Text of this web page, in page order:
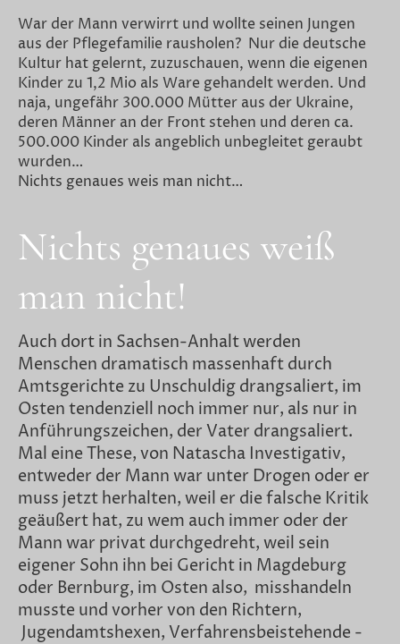
War der Mann verwirrt und wollte seinen Jungen
aus der Pflegefamilie rausholen? Nur die deutsche
Kultur hat gelernt, zuzuschauen, wenn die eigenen
Kinder zu 1,2 Mio als Ware gehandelt werden. Und
naja, ungefähr 300.000 Mütter aus der Ukraine,
deren Männer an der Front stehen und deren ca.
500.000 Kinder als angeblich unbegleitet geraubt
wurden…
Nichts genaues weis man nicht…
Nichts genaues weiß
man nicht!
Auch dort in Sachsen-Anhalt werden
Menschen dramatisch massenhaft durch
Amtsgerichte zu Unschuldig drangsaliert, im
Osten tendenziell noch immer nur, als nur in
Anführungszeichen, der Vater drangsaliert.
Mal eine These, von Natascha Investigativ,
entweder der Mann war unter Drogen oder er
muss jetzt herhalten, weil er die falsche Kritik
geäußert hat, zu wem auch immer oder der
Mann war privat durchgedreht, weil sein
eigener Sohn ihn bei Gericht in Magdeburg
oder Bernburg, im Osten also, misshandeln
musste und vorher von den Richtern,
Jugendamtshexen, Verfahrensbeistehende -